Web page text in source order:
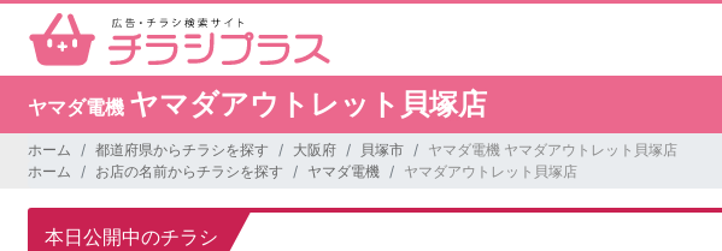
ヤマダ電機 ヤマダアウトレット貝塚店
ホーム 都道府県からチラシを探す 大阪府 貝塚市
ヤマダ電機 ヤマダアウトレット貝塚店
ホーム
お店の名前からチラシを探す ヤマダ電機 ヤマダアウトレット貝塚店
本日公開中のチラシ